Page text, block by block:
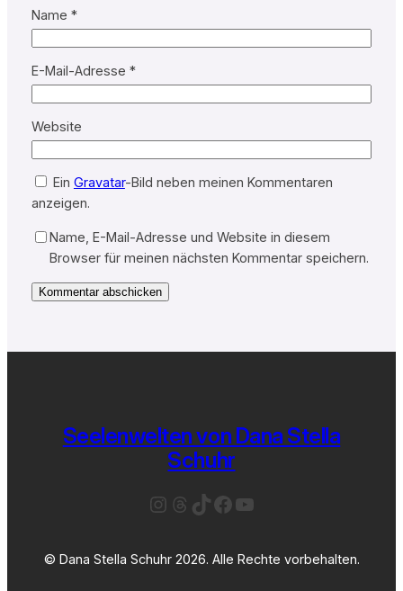
Name *
E-Mail-Adresse *
Website
Ein Gravatar-Bild neben meinen Kommentaren
anzeigen.
Name, E-Mail-Adresse und Website in diesem
Browser für meinen nächsten Kommentar speichern.
Seelenwelten von Dana Stella
Schuhr
Instagram
Threads
TikTok
Facebook
YouTube
© Dana Stella Schuhr 2026. Alle Rechte vorbehalten.